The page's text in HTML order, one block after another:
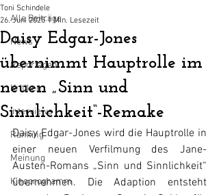
Alle Beiträge
News
Reportagen
Kritiken
Interviews
Ranking
Meinung
Kinoprogramm
Daisy Edgar-Jones
übernimmt Hauptrolle im
neuen „Sinn und
Sinnlichkeit“-Remake
Toni Schindele
26. Juni 2025 1 Min. Lesezeit
Daisy Edgar-Jones wird die Hauptrolle in
einer neuen Verfilmung des Jane-
Austen-Romans „Sinn und Sinnlichkeit“
übernehmen. Die Adaption entsteht